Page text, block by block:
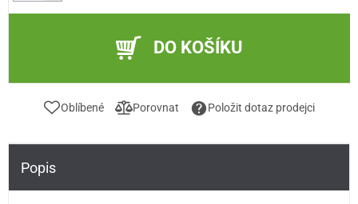
DO KOŠÍKU
Oblíbené Porovnat Položit dotaz prodejci
Popis